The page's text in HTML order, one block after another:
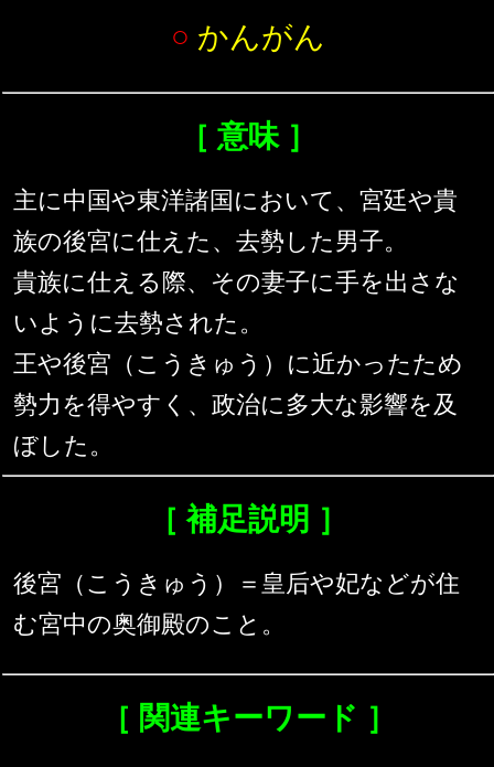
○ かんがん
［ 意味 ］
主に中国や東洋諸国において、宮廷や貴
族の後宮に仕えた、去勢した男子。
貴族に仕える際、その妻子に手を出さな
いように去勢された。
王や後宮（こうきゅう）に近かったため
勢力を得やすく、政治に多大な影響を及
ぼした。
［ 補足説明 ］
後宮（こうきゅう）＝皇后や妃などが住
む宮中の奥御殿のこと。
［ 関連キーワード ］